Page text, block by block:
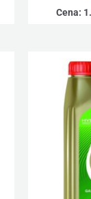
Cena: